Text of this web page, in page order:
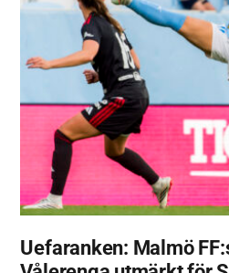
Uefaranken: Malmö